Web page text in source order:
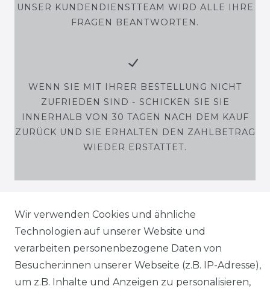
UNSER KUNDENDIENSTTEAM WIRD ALLE IHRE
FRAGEN BEANTWORTEN.
WENN SIE MIT IHRER BESTELLUNG NICHT
ZUFRIEDEN SIND - SCHICKEN SIE SIE
INNERHALB VON 30 TAGEN NACH DEM KAUF
ZURÜCK UND SIE ERHALTEN DEN ZAHLBETRAG
WIEDER ERSTATTET.
SHOP
MEIN KONTO
SERVICE
Wir verwenden Cookies und ähnliche
Technologien auf unserer Website und
verarbeiten personenbezogene Daten von
Besucher:innen unserer Webseite (z.B. IP-Adresse),
um z.B. Inhalte und Anzeigen zu personalisieren,